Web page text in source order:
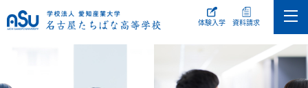
体験入学 資料請求